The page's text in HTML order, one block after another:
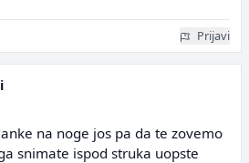
Prijavi
na noge jos pa da te zovemo
snimate ispod struka uopste